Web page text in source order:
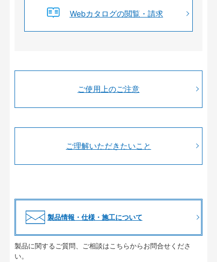
Webカタログの閲覧・請求
ご使用上のご注意
ご理解いただきたいこと
製品情報・仕様・施工について
製品に関するご質問、ご相談はこちらからお問合せくださ
い。